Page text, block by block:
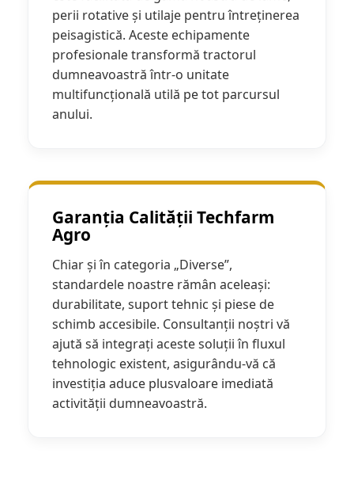
perii rotative și utilaje pentru întreținerea
peisagistică. Aceste echipamente
profesionale transformă tractorul
dumneavoastră într-o unitate
multifuncțională utilă pe tot parcursul
anului.
Garanția Calității Techfarm
Agro
Chiar și în categoria „Diverse”,
standardele noastre rămân aceleași:
durabilitate, suport tehnic și piese de
schimb accesibile. Consultanții noștri vă
ajută să integrați aceste soluții în fluxul
tehnologic existent, asigurându-vă că
investiția aduce plusvaloare imediată
activității dumneavoastră.